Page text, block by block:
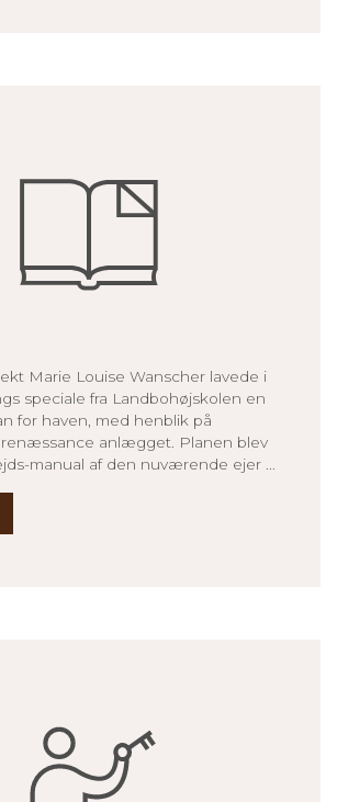
Marie Louise Wanscher lavede i
speciale fra Landbohøjskolen en
for haven, med henblik på
renæssance anlægget. Planen blev
manual af den nuværende ejer ...